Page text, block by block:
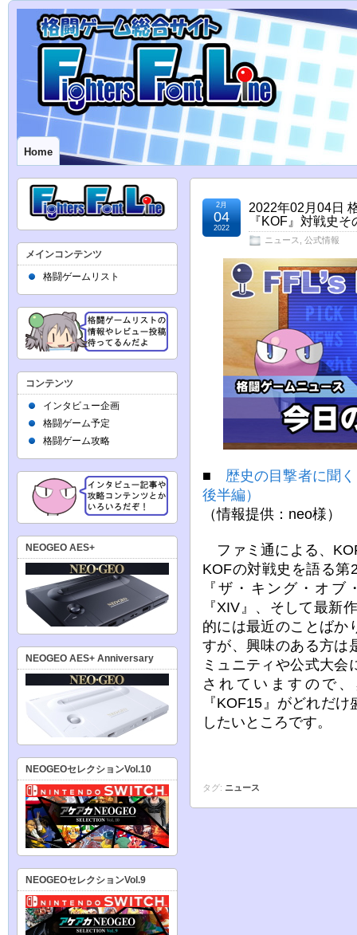
Home
2022年02月04日
『KOF』対戦史
ニュース 公式情報
2月
04
2022
■ 歴史の目撃者に聞
後半編）
（情報提供：neo様）
ファミ通による、
KOFの対戦史を語る
『ザ・キング・オ
『XIV』、そして最新
的には最近のことばか
すが、興味のある方は
ミュニティや公式大会
されていますので
『KOF15』がどれだ
したいところです。
タグ: ニュース
メインコンテンツ
格闘ゲームリスト
コンテンツ
インタビュー企画
格闘ゲーム予定
格闘ゲーム攻略
NEOGEO AES+
NEOGEO AES+ Anniversary
NEOGEOセレクションVol.10
NEOGEOセレクションVol.9